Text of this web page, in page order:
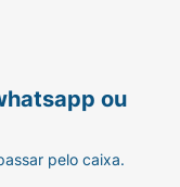
ou
pelo caixa.